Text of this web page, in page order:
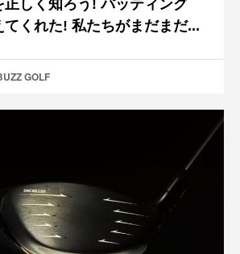
正しく知ろう! パッティング
てくれた! 私たちがまだまだ...
GOLF